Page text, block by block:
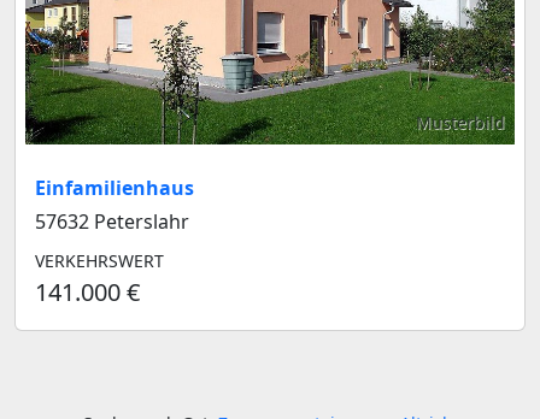
Musterbild
Einfamilienhaus
57632 Peterslahr
VERKEHRSWERT
141.000 €